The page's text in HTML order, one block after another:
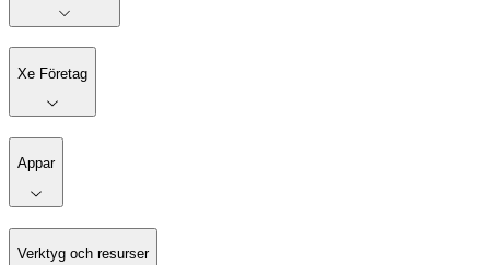
Xe Företag
Appar
Verktyg och resurser